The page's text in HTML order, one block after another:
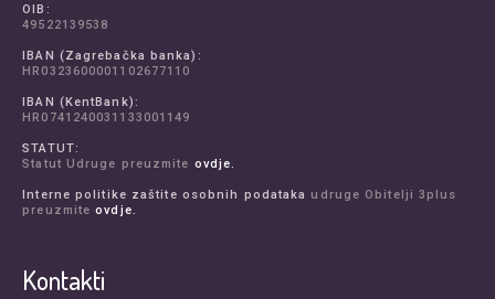
OIB:
49522139538
IBAN (Zagrebačka banka):
HR0323600001102677110
IBAN (KentBank):
HR0741240031133001149
STATUT:
Statut Udruge preuzmite ovdje.
Interne politike zaštite osobnih podataka udruge Obitelji 3plus
preuzmiteovdje.
Kontakti